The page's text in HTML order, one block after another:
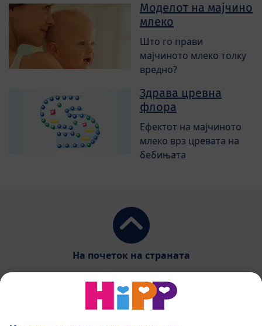
Моделот на мајчино
млеко
Што го прави
мајчиното млеко толку
вредно?
Здрава цревна
флора
Ефектот на мајчиното
млеко врз цревата на
бебињата
На почеток на страната